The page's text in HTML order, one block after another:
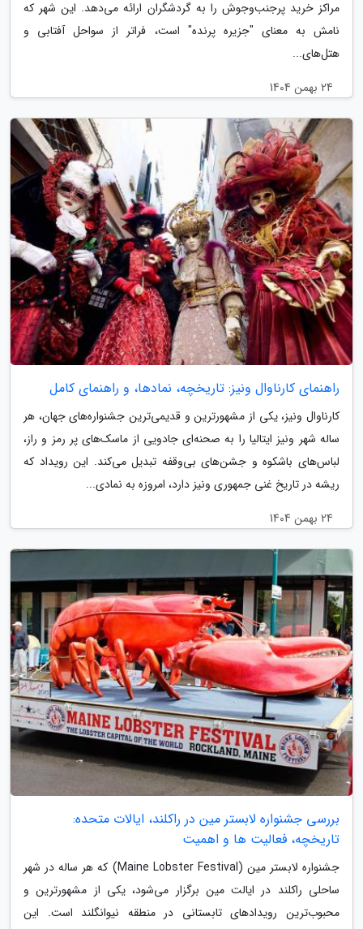
مراکز خرید پرجنب‌وجوش را به گردشگران ارائه می‌دهد. این شهر که
نامش به معنای "جزیره پرنده" است، فراتر از سواحل آفتابی و
هتل‌های...
24 بهمن 1404
راهنمای کارناوال ونیز: تاریخچه، نمادها، و راهنمای کامل
کارناوال ونیز، یکی از مشهورترین و قدیمی‌ترین جشنواره‌های جهان، هر
ساله شهر ونیز ایتالیا را به صحنه‌ای جادویی از ماسک‌های پر رمز و راز،
لباس‌های باشکوه و جشن‌های بی‌وقفه تبدیل می‌کند. این رویداد که
ریشه در تاریخ غنی جمهوری ونیز دارد، امروزه به نمادی...
24 بهمن 1404
بررسی جشنواره لابستر مین در راکلند، ایالات متحده:
تاریخچه، فعالیت ها و اهمیت
جشنواره لابستر مین (Maine Lobster Festival) که هر ساله در شهر
ساحلی راکلند در ایالت مین برگزار می‌شود، یکی از مشهورترین و
محبوب‌ترین رویدادهای تابستانی در منطقه نیوانگلند است. این